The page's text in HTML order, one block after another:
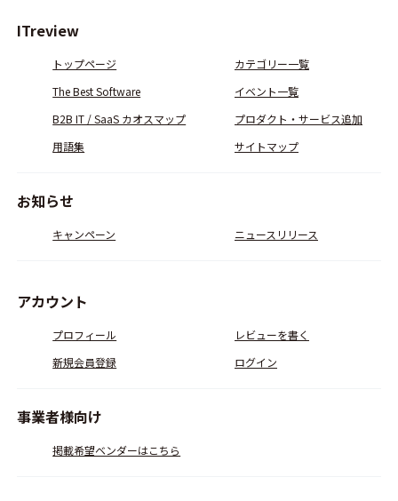
ITreview
トップページ
カテゴリー一覧
The Best Software
イベント一覧
B2B IT / SaaS カオスマップ
プロダクト・サービス追加
用語集
サイトマップ
お知らせ
キャンペーン ニュースリリース
アカウント
プロフィール
レビューを書く
新規会員登録
ログイン
事業者様向け
掲載希望ベンダーはこちら